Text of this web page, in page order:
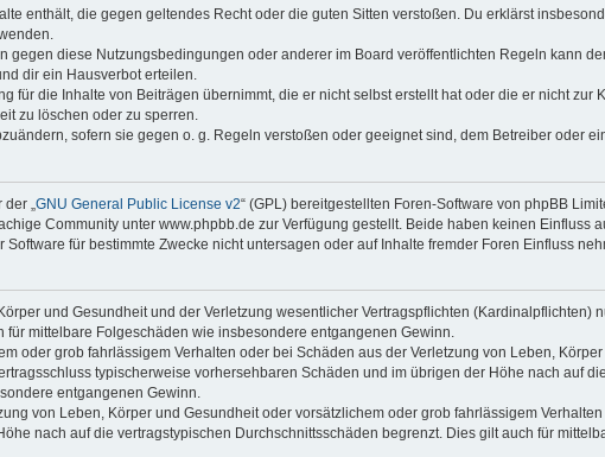
enthält, die gegen geltendes Recht oder die guten Sitten verstoßen. Du erklärst
gegen diese Nutzungsbedingungen oder anderer im Board veröffentlichten Regeln kann
dir ein Hausverbot erteilen.
für die Inhalte von Beiträgen übernimmt, die er nicht selbst erstellt hat oder die er nicht zur
zu löschen oder zu sperren.
sofern sie gegen o. g. Regeln verstoßen oder geeignet sind, dem Betreiber oder
„ GNU General Public License v2“ (GPL) bereitgestellten Foren-Software von phpBB
Community unter www.phpbb.de zur Verfügung gestellt. Beide haben keinen Einfluss
für bestimmte Zwecke nicht untersagen oder auf Inhalte fremder Foren Einfluss
und Gesundheit und der Verletzung wesentlicher Vertragspflichten (Kardinalpflichten)
mittelbare Folgeschäden wie insbesondere entgangenen Gewinn.
oder grob fahrlässigem Verhalten oder bei Schäden aus der Verletzung von Leben,
typischerweise vorhersehbaren Schäden und im übrigen der Höhe nach auf
entgangenen Gewinn.
von Leben, Körper und Gesundheit oder vorsätzlichem oder grob fahrlässigem
nach auf die vertragstypischen Durchschnittsschäden begrenzt. Dies gilt auch für